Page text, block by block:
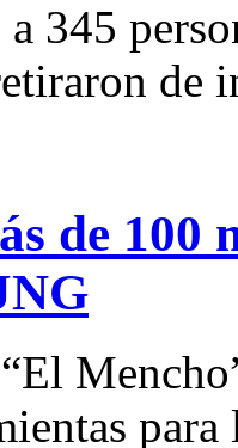
345
de
de 100